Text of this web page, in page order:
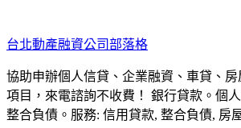
至
主
要
內
容
台北動產融資公司部落格
協助申辦個人信貸、企業融資、車貸、
項目，來電諮詢不收費！ 銀行貸款。個
整合負債。服務: 信用貸款, 整合負債, 房